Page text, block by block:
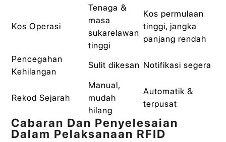
Kos Operasi
Tenaga &
masa
sukarelawan
tinggi
Kos permulaan
tinggi, jangka
panjang rendah
Pencegahan
Kehilangan
Sulit dikesan Notifikasi segera
Rekod Sejarah
Manual,
mudah
hilang
Automatik &
terpusat
Cabaran Dan Penyelesaian
Dalam Pelaksanaan RFID